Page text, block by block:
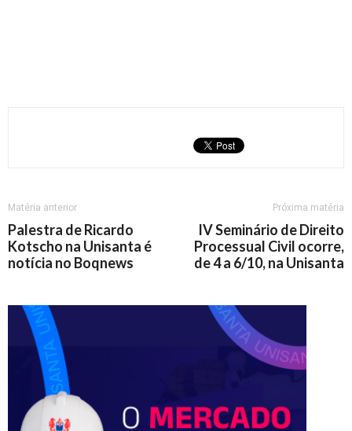
Matéria anterior
Palestra de Ricardo
Kotscho na Unisanta é
notícia no Boqnews
Próxima matéria
IV Seminário de Direito
Processual Civil ocorre,
de 4 a 6/10, na Unisanta